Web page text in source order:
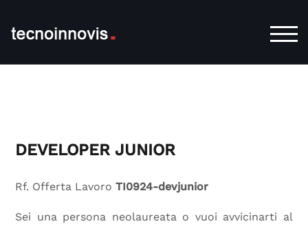
DEVELOPER JUNIOR
Rf. Offerta Lavoro TI0924-devjunior
Sei una persona neolaureata o vuoi avvicinarti al